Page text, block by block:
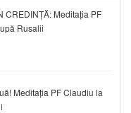
CREDINȚĂ: Meditația PF
Rusalii
Meditația PF Claudiu la